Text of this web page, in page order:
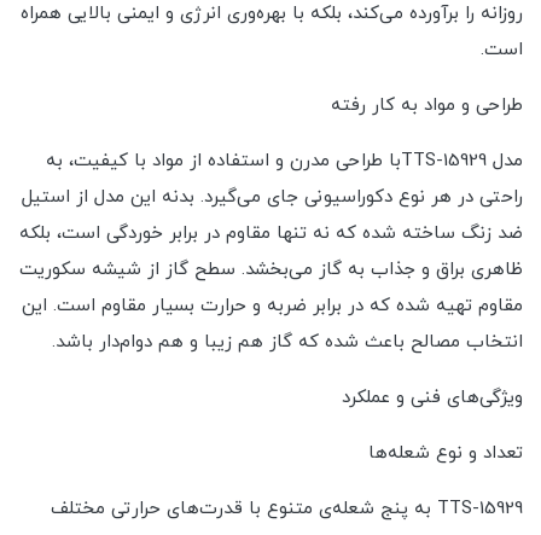
روزانه را برآورده می‌کند، بلکه با بهره‌وری انرژی و ایمنی بالایی همراه
است.
طراحی و مواد به کار رفته
مدل TTS-15929با طراحی مدرن و استفاده از مواد با کیفیت، به
راحتی در هر نوع دکوراسیونی جای می‌گیرد. بدنه این مدل از استیل
ضد زنگ ساخته شده که نه تنها مقاوم در برابر خوردگی است، بلکه
ظاهری براق و جذاب به گاز می‌بخشد. سطح گاز از شیشه سکوریت
مقاوم تهیه شده که در برابر ضربه و حرارت بسیار مقاوم است. این
انتخاب مصالح باعث شده که گاز هم زیبا و هم دوام‌دار باشد.
ویژگی‌های فنی و عملکرد
تعداد و نوع شعله‌ها
TTS-15929 به پنج شعله‌ی متنوع با قدرت‌های حرارتی مختلف